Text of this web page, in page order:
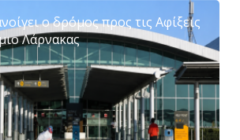
ο δρόμος προς τις Αφίξεις
Λάρνακας